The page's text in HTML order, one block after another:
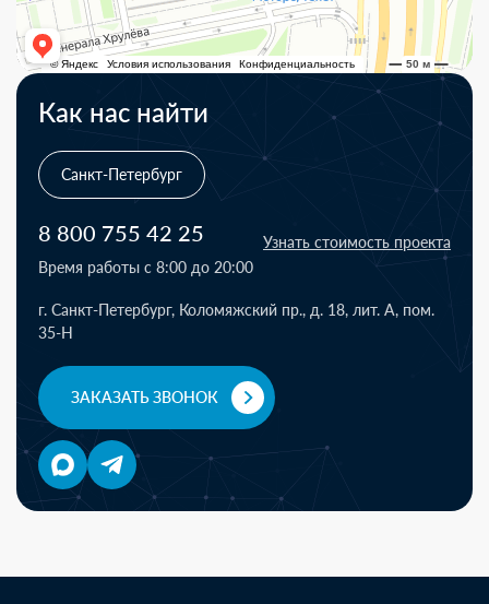
Как нас найти
Санкт-Петербург
8 800 755 42 25
Время работы с 8:00 до 20:00
Узнать стоимость проекта
г. Санкт-Петербург, Коломяжский пр., д. 18, лит. А, пом.
35-Н
ЗАКАЗАТЬ ЗВОНОК